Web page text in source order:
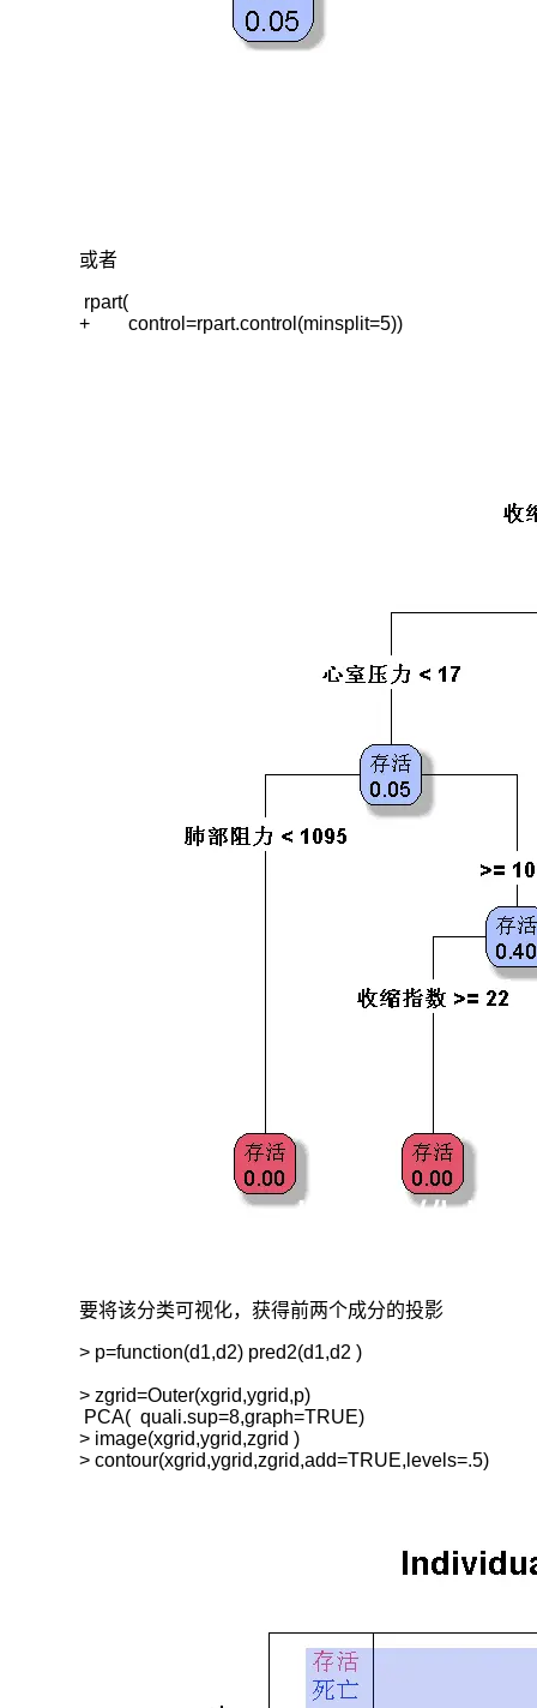
或者
rpart(
+        control=rpart.control(minsplit=5))
要将该分类可视化，获得前两个成分的投影
> p=function(d1,d2) pred2(d1,d2 )
> zgrid=Outer(xgrid,ygrid,p)
PCA(  quali.sup=8,graph=TRUE)
> image(xgrid,ygrid,zgrid )
> contour(xgrid,ygrid,zgrid,add=TRUE,levels=.5)